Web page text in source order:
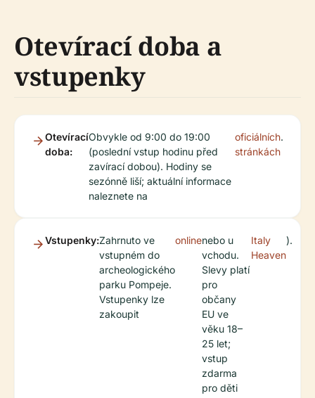
Otevírací doba a
vstupenky
Otevírací
doba:
Obvykle od 9:00 do 19:00
(poslední vstup hodinu před
zavírací dobou). Hodiny se
sezónně liší; aktuální informace
naleznete na
oficiálních
stránkách
.
Vstupenky:Zahrnuto ve
vstupném do
archeologického
parku Pompeje.
Vstupenky lze
zakoupit
onlinenebo u
vchodu.
Slevy platí
pro
občany
EU ve
věku 18–
25 let;
vstup
zdarma
pro děti
Italy
Heaven
).